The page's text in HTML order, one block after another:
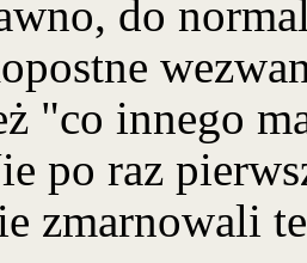
do
"co innego
po raz
zmarnowali